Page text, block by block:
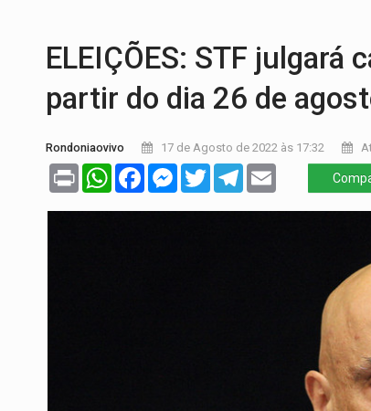
ELEIÇÕES: STF julgará
partir do dia 26 de
Rondoniaovivo 17 de Agosto de 2022 às 17:32
Print WhatsAppFacebookMessenger
TwitterTelegram